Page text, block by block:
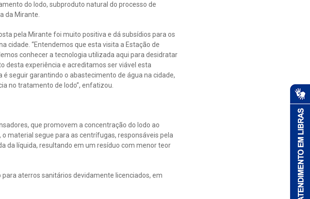
do lodo, subproduto natural do processo de
da Mirante.
pela Mirante foi muito positiva e dá subsídios para os
cidade. “Entendemos que esta visita a Estação de
conhecer a tecnologia utilizada aqui para desidratar
desta experiência e acreditamos ser viável esta
seguir garantindo o abastecimento de água na cidade,
no tratamento de lodo”, enfatizou.
que promovem a concentração do lodo ao
material segue para as centrífugas, responsáveis pela
da líquida, resultando em um resíduo com menor teor
aterros sanitários devidamente licenciados, em